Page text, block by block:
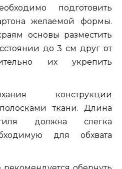
подготовить
желаемой формы.
основы разместить
до 3 см друг от
их укрепить
конструкции
ткани. Длина
должна слегка
для обхвата